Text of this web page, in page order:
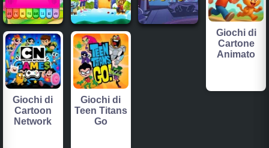
Giochi di
Cartone
Animato
Giochi di
Cartoon
Network
Giochi di
Teen Titans
Go